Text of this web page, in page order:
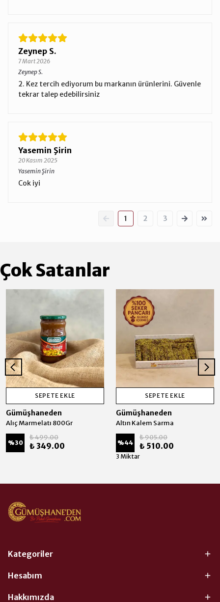
Zeynep S.
7 Mart 2026
Zeynep S.
2. Kez tercih ediyorum bu markanın ürünlerini. Güvenle
tekrar talep edebilirsiniz
Yasemin Şirin
20 Kasım 2025
Yasemin Şirin
Cok iyi
1 2 3
Çok Satanlar
SEPETE EKLE
Gümüşhaneden
Alıç Marmelatı 800Gr
%30
₺ 499.00
₺ 349.00
SEPETE EKLE
Gümüşhaneden
Altın Kalem Sarma
%44
₺ 905.00
₺ 510.00
3 Miktar
Kategoriler
Hesabım
Hakkımızda